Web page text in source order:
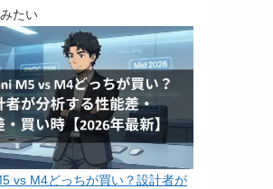
たい
vs M4どっちが買い？設計者が